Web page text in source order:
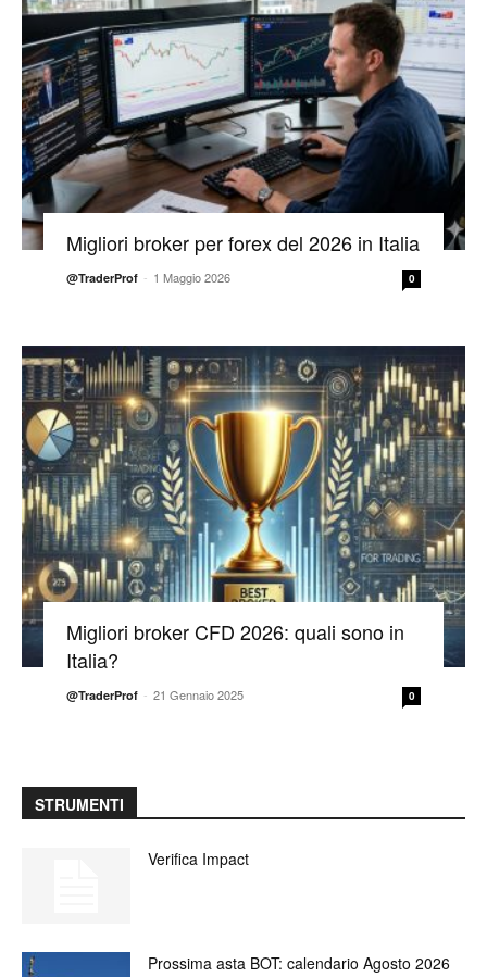
Migliori broker per forex del 2026 in Italia
@TraderProf - 1 Maggio 2026 0
Migliori broker CFD 2026: quali sono in
Italia?
@TraderProf - 21 Gennaio 2025 0
STRUMENTI
Verifica Impact
Prossima asta BOT: calendario Agosto 2026